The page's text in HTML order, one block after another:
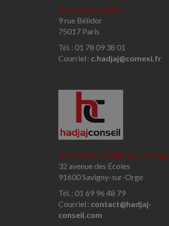
Bureaux de Paris
9 rue Bélidor
75017 Paris
Tél. : 01 78 09 38 01
Courriel : c.hadjaj@comexi.fr
Bureaux de Savigny-sur-Orge
32 avenue des Écoles
91600 Savigny-sur-Orge
Tél. : 01 69 96 48 79
Courriel : contact@hadjaj-
conseil.com